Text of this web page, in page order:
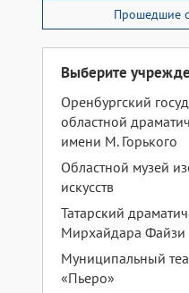
Прошедшие
Выберите
Оренбургский
областной
имени М. Горького
Областной музей
искусств
Татарский
Мирхайдара Файзи
Муниципальный
«Пьеро»